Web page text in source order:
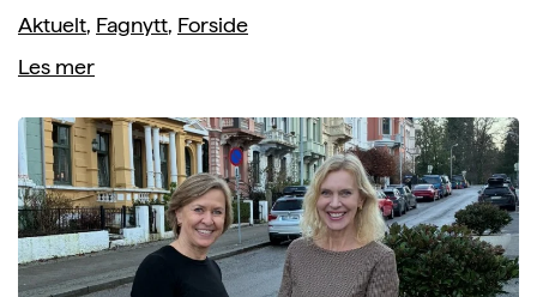
Aktuelt, Fagnytt, Forside
Les mer